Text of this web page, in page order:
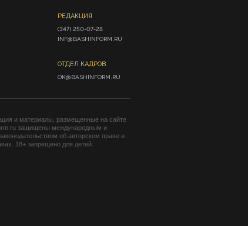
РЕДАКЦИЯ
(347) 250-07-28
INF@BASHINFORM.RU
ОТДЕЛ КАДРОВ
OK@BASHINFORM.RU
и материалы, размещенные на сайте
защищены международным и
об авторском праве и
18+ запрещено для детей.